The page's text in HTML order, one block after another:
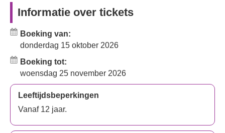
Informatie over tickets
Boeking van:
donderdag 15 oktober 2026
Boeking tot:
woensdag 25 november 2026
Leeftijdsbeperkingen
Vanaf 12 jaar.